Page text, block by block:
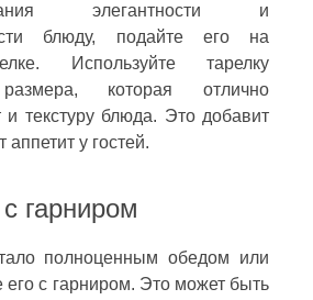
элегантности и
блюду, подайте его на
Используйте тарелку
которая отлично
и текстуру блюда. Это добавит
у гостей.
гарниром
полноценным обедом или
с гарниром. Это может быть